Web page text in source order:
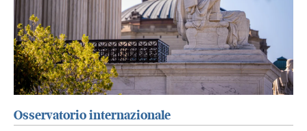
Osservatorio internazionale